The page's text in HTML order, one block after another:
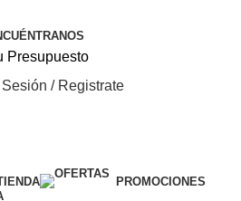
Presupuesto
Sesión / Registrate
PROMOCIONES